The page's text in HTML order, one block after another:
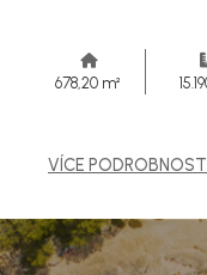
678,20 m²
VÍCE